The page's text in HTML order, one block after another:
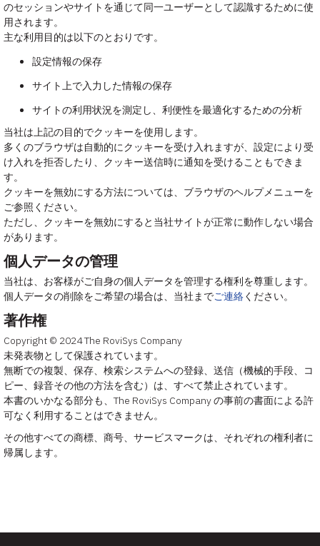
のセッションやサイトを通じて同一ユーザーとして認識するために使
用されます。
主な利用目的は以下のとおりです。
設定情報の保存
サイト上で入力した情報の保存
サイトの利用状況を測定し、利便性を最適化するための分析
当社は上記の目的でクッキーを使用します。
多くのブラウザは自動的にクッキーを受け入れますが、設定により受
け入れを拒否したり、クッキー送信時に通知を受けることもできま
す。
クッキーを無効にする方法については、ブラウザのヘルプメニューを
ご参照ください。
ただし、クッキーを無効にすると当社サイトが正常に動作しない場合
があります。
個人データの管理
当社は、お客様がご自身の個人データを管理する権利を尊重します。
個人データの削除をご希望の場合は、当社までご連絡ください。
著作権
Copyright © 2024 The RoviSys Company
未発表物として保護されています。
無断での複製、保存、検索システムへの登録、送信（機械的手段、コ
ピー、録音その他の方法を含む）は、すべて禁止されています。
本書のいかなる部分も、The RoviSys Company の事前の書面による許
可なく利用することはできません。
その他すべての商標、商号、サービスマークは、それぞれの権利者に
帰属します。